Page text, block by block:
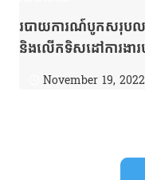
របាយការណ៍បូកសរុបលទ្
និងលើកទិសដៅការងារ
November 19, 2022